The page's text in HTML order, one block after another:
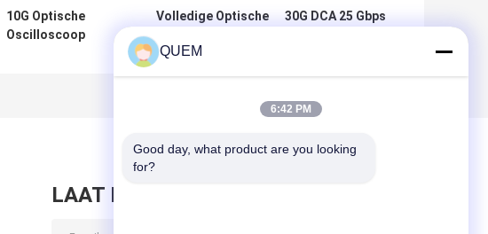
10G Optische
Oscilloscoop
Volledige Optische de
Bemonsteringsoscilloscoop
10G van Rate Single Mode
30G DCA 25 Gbps
Communicatie
LAAT BERICHT ACHTER
QUEM
6:42 PM
Good day, what product are you looking
for?